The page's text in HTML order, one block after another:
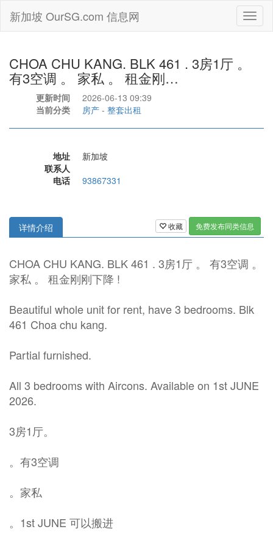
新加坡 OurSG.com 信息网
CHOA CHU KANG. BLK 461 . 3房1厅 。
有3空调 。 家私 。 租金刚…
更新时间
2026-06-13 09:39
当前分类
房产 - 整套出租
地址
新加坡
联系人
电话
93867331
收藏 免费发布同类信息
详情介绍
CHOA CHU KANG. BLK 461 . 3房1厅 。 有3空调 。
家私 。 租金刚刚下降 !
Beautiful whole unit for rent, have 3 bedrooms. Blk
461 Choa chu kang.
Partial furnished.
All 3 bedrooms with Aircons. Available on 1st JUNE
2026.
3房1厅。
。有3空调
。家私
。1st JUNE 可以搬进